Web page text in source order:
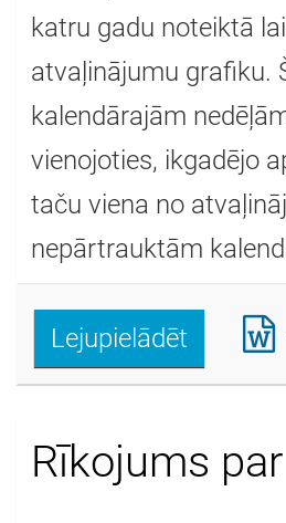
katru gadu noteiktā
atvaļinājumu grafiku.
kalendārajām
vienojoties, ikgadējo
taču viena no
nepārtrauktām
Lejupielādēt
Rīkojums